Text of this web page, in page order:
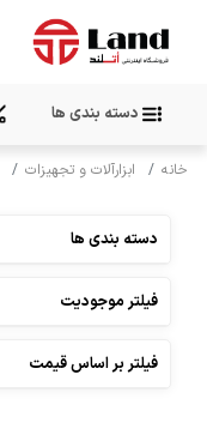
دسته بندی ها
خانه ابزارآلات و تجهیزات
دسته بندی ها
فیلتر موجودیت
فیلتر بر اساس قیمت